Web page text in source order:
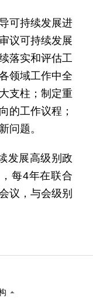
可持续发展进
议可持续发展
落实和评估工
领域工作中全
支柱；制定重
的工作议程；
问题。
发展高级别政
每4年在联合
议，与会级别